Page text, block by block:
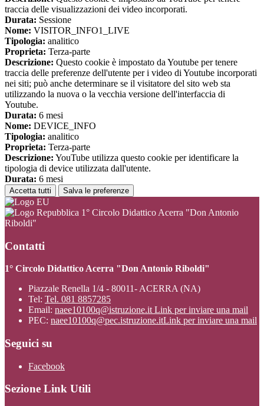
traccia delle visualizzazioni dei video incorporati.
Durata: Sessione
Nome: VISITOR_INFO1_LIVE
Tipologia: analitico
Proprieta: Terza-parte
Descrizione: Questo cookie è impostato da Youtube per tenere
traccia delle preferenze dell'utente per i video di Youtube incorporati
nei siti; può anche determinare se il visitatore del sito web sta
utilizzando la nuova o la vecchia versione dell'interfaccia di
Youtube.
Durata: 6 mesi
Nome: DEVICE_INFO
Tipologia: analitico
Proprieta: Terza-parte
Descrizione: YouTube utilizza questo cookie per identificare la
tipologia di device utilizzata dall'utente.
Durata: 6 mesi
Accetta tutti Salva le preferenze
1° Circolo Didattico Acerra "Don Antonio
Riboldi"
Contatti
1° Circolo Didattico Acerra "Don Antonio Riboldi"
Piazzale Renella 1/4 - 80011- ACERRA (NA)
Tel: Tel. 081 8857285
Email: naee10100q@istruzione.it Link per inviare una mail
PEC: naee10100q@pec.istruzione.itLink per inviare una mail
Seguici su
Facebook
Sezione Link Utili